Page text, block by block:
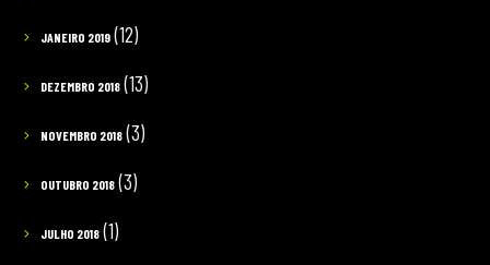
JANEIRO 2019(12)
DEZEMBRO 2018(13)
NOVEMBRO 2018(3)
OUTUBRO 2018(3)
JULHO 2018(1)